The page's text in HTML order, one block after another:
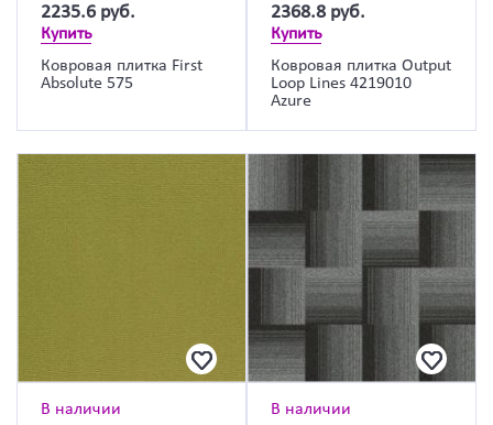
2235.6 руб.
Купить
Ковровая плитка First
Absolute 575
2368.8 руб.
Купить
Ковровая плитка Output
Loop Lines 4219010
Azure
В наличии В наличии